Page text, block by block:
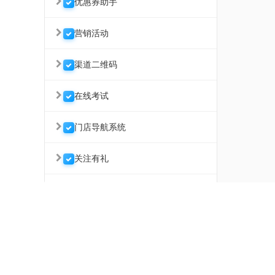
营销活动
渠道二维码
在线考试
门店导航系统
关注有礼